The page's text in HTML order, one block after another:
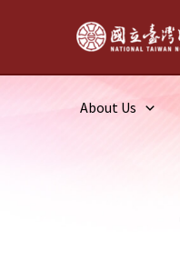
About Us